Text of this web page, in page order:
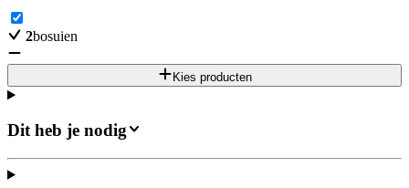
2bosuien
Kies producten
Dit heb je nodig